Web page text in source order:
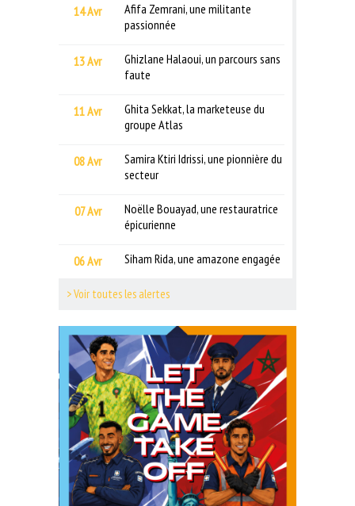
14 Avr
Afifa Zemrani, une militante
passionnée
13 Avr
Ghizlane Halaoui, un parcours sans
faute
11 Avr
Ghita Sekkat, la marketeuse du
groupe Atlas
08 Avr
Samira Ktiri Idrissi, une pionnière du
secteur
07 Avr
Noëlle Bouayad, une restauratrice
épicurienne
06 Avr Siham Rida, une amazone engagée
> Voir toutes les alertes